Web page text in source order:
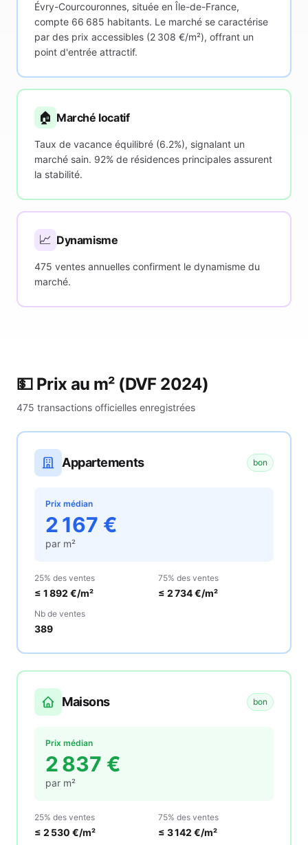
Évry-Courcouronnes, située en Île-de-France,
compte 66 685 habitants. Le marché se caractérise
par des prix accessibles (2 308 €/m²), offrant un
point d'entrée attractif.
🏠 Marché locatif
Taux de vacance équilibré (6.2%), signalant un
marché sain. 92% de résidences principales assurent
la stabilité.
📈 Dynamisme
475 ventes annuelles confirment le dynamisme du
marché.
💵 Prix au m² (DVF 2024)
475 transactions officielles enregistrées
Appartements bon
Prix médian
2 167 €
par m²
25% des ventes
≤ 1 892 €/m²
75% des ventes
≤ 2 734€/m²
Nb de ventes
389
Maisons bon
Prix médian
2 837 €
par m²
25% des ventes
≤ 2 530 €/m²
75% des ventes
≤ 3 142 €/m²